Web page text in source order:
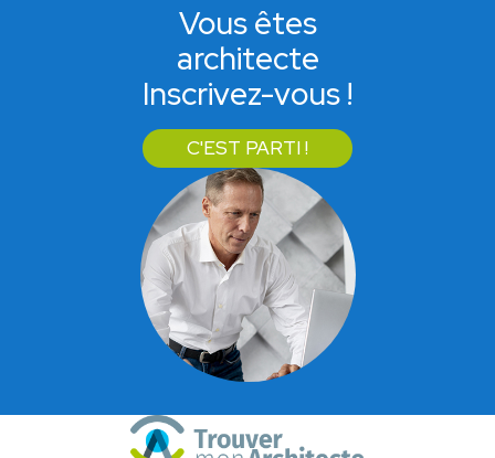
Vous êtes
architecte
Inscrivez-vous !
C'EST PARTI !